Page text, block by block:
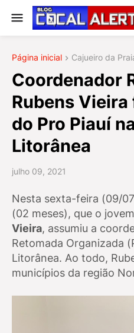
Página inicial Cajueiro da
Coordenador
Rubens
do Pro Piauí
Litorânea
julho 09, 2021
Nesta sexta-feira (09/
(02 meses), que o
Vieira, assumiu a
Retomada Organizada
Litorânea. Ao todo,
municípios da região